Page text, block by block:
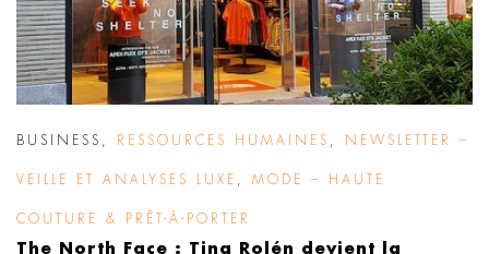
BUSINESS RESSOURCES HUMAINES NEWSLETTER –
VEILLE ET ANALYSES LUXE MODE – HAUTE
COUTURE & PRÊT-À-PORTER
The North Face : Tina Rolén devient la